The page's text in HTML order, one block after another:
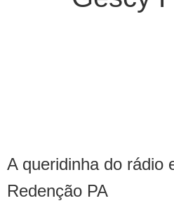
A queridinha do rádio
Redenção PA